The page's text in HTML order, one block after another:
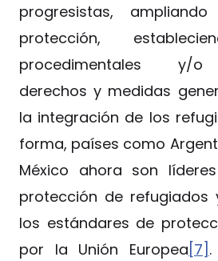
progresistas,
protección,
procedimentales y/o
derechos y medidas
la integración de los
forma, países como
México ahora son
protección de refugiados
los estándares de
por la Unión Europea [7]